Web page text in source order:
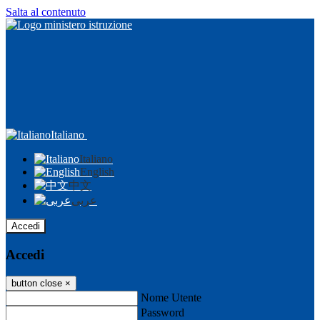
Salta al contenuto
Italiano
Italiano
English
中文
عربى
Accedi
Accedi
button close ×
Nome Utente
Password